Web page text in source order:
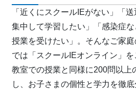
「近くにスクールIEがない」「
集中して学習したい」「感染症
授業を受けたい」。そんなご家
では「スクールIEオンライン」を
教室での授業と同様に200問以上
し、お子さまの個性と学力を徹